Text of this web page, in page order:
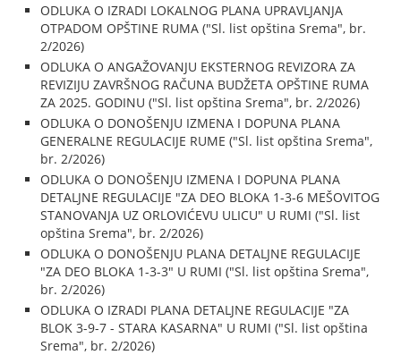
ODLUKA O IZRADI LOKALNOG PLANA UPRAVLJANJA
OTPADOM OPŠTINE RUMA ("Sl. list opština Srema", br.
2/2026)
ODLUKA O ANGAŽOVANJU EKSTERNOG REVIZORA ZA
REVIZIJU ZAVRŠNOG RAČUNA BUDŽETA OPŠTINE RUMA
ZA 2025. GODINU ("Sl. list opština Srema", br. 2/2026)
ODLUKA O DONOŠENJU IZMENA I DOPUNA PLANA
GENERALNE REGULACIJE RUME ("Sl. list opština Srema",
br. 2/2026)
ODLUKA O DONOŠENJU IZMENA I DOPUNA PLANA
DETALJNE REGULACIJE "ZA DEO BLOKA 1-3-6 MEŠOVITOG
STANOVANJA UZ ORLOVIĆEVU ULICU" U RUMI ("Sl. list
opština Srema", br. 2/2026)
ODLUKA O DONOŠENJU PLANA DETALJNE REGULACIJE
"ZA DEO BLOKA 1-3-3" U RUMI ("Sl. list opština Srema",
br. 2/2026)
ODLUKA O IZRADI PLANA DETALJNE REGULACIJE "ZA
BLOK 3-9-7 - STARA KASARNA" U RUMI ("Sl. list opština
Srema", br. 2/2026)